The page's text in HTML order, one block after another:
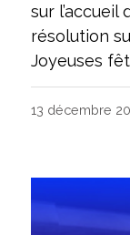
sur
résolution
Joyeuses
13 décembre